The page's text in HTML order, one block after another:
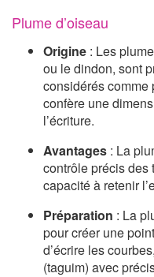
Plume d’oiseau
Origine : Les
ou le dindon, sont
considérés comme
confère une
l’écriture.
Avantages : La
contrôle précis des
capacité à retenir
Préparation : La
pour créer une
d’écrire les
(taguim) avec